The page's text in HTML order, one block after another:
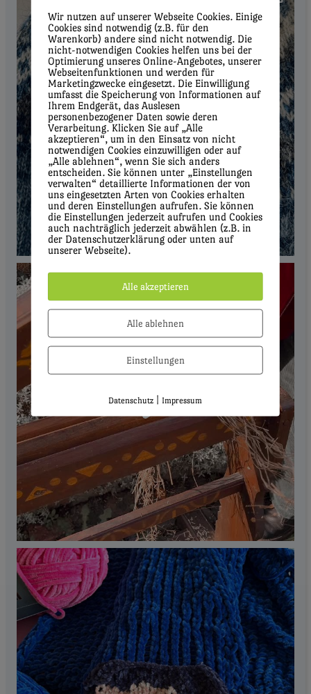
Wir nutzen auf unserer Webseite Cookies. Einige
Cookies sind notwendig (z.B. für den
Warenkorb) andere sind nicht notwendig. Die
nicht-notwendigen Cookies helfen uns bei der
Optimierung unseres Online-Angebotes, unserer
Webseitenfunktionen und werden für
Marketingzwecke eingesetzt. Die Einwilligung
umfasst die Speicherung von Informationen auf
Ihrem Endgerät, das Auslesen
personenbezogener Daten sowie deren
Verarbeitung. Klicken Sie auf „Alle
akzeptieren“, um in den Einsatz von nicht
notwendigen Cookies einzuwilligen oder auf
„Alle ablehnen“, wenn Sie sich anders
entscheiden. Sie können unter „Einstellungen
verwalten“ detaillierte Informationen der von
uns eingesetzten Arten von Cookies erhalten
und deren Einstellungen aufrufen. Sie können
die Einstellungen jederzeit aufrufen und Cookies
auch nachträglich jederzeit abwählen (z.B. in
der Datenschutzerklärung oder unten auf
unserer Webseite).
Alle akzeptieren
Alle ablehnen
Einstellungen
Datenschutz | Impressum